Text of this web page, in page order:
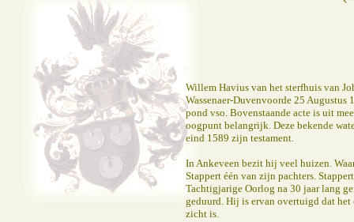
Willem Havius van het sterfhuis van
Wassenaer-Duvenvoorde 25 Augustus
pond vso. Bovenstaande acte is uit
oogpunt belangrijk. Deze bekende
eind 1589 zijn testament.
In Ankeveen bezit hij veel huizen.
Stappert één van zijn pachters.
Tachtigjarige Oorlog na 30 jaar lang
geduurd. Hij is ervan overtuigd dat het
zicht is.